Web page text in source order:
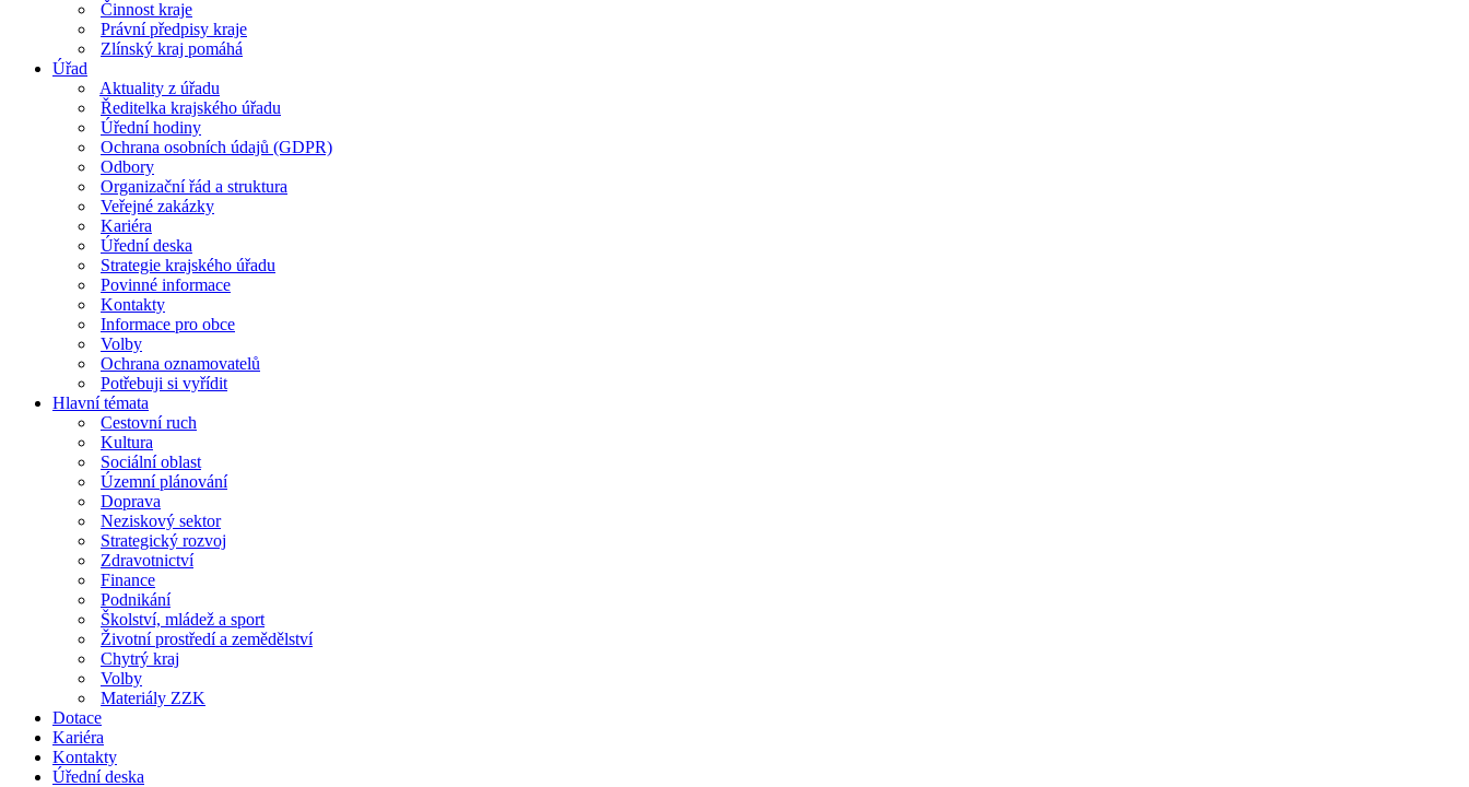
Činnost kraje
Právní předpisy kraje
Zlínský kraj pomáhá
Úřad
Aktuality z úřadu
Ředitelka krajského úřadu
Úřední hodiny
Ochrana osobních údajů (GDPR)
Odbory
Organizační řád a struktura
Veřejné zakázky
Kariéra
Úřední deska
Strategie krajského úřadu
Povinné informace
Kontakty
Informace pro obce
Volby
Ochrana oznamovatelů
Potřebuji si vyřídit
Hlavní témata
Cestovní ruch
Kultura
Sociální oblast
Územní plánování
Doprava
Neziskový sektor
Strategický rozvoj
Zdravotnictví
Finance
Podnikání
Školství, mládež a sport
Životní prostředí a zemědělství
Chytrý kraj
Volby
Materiály ZZK
Dotace
Kariéra
Kontakty
Úřední deska